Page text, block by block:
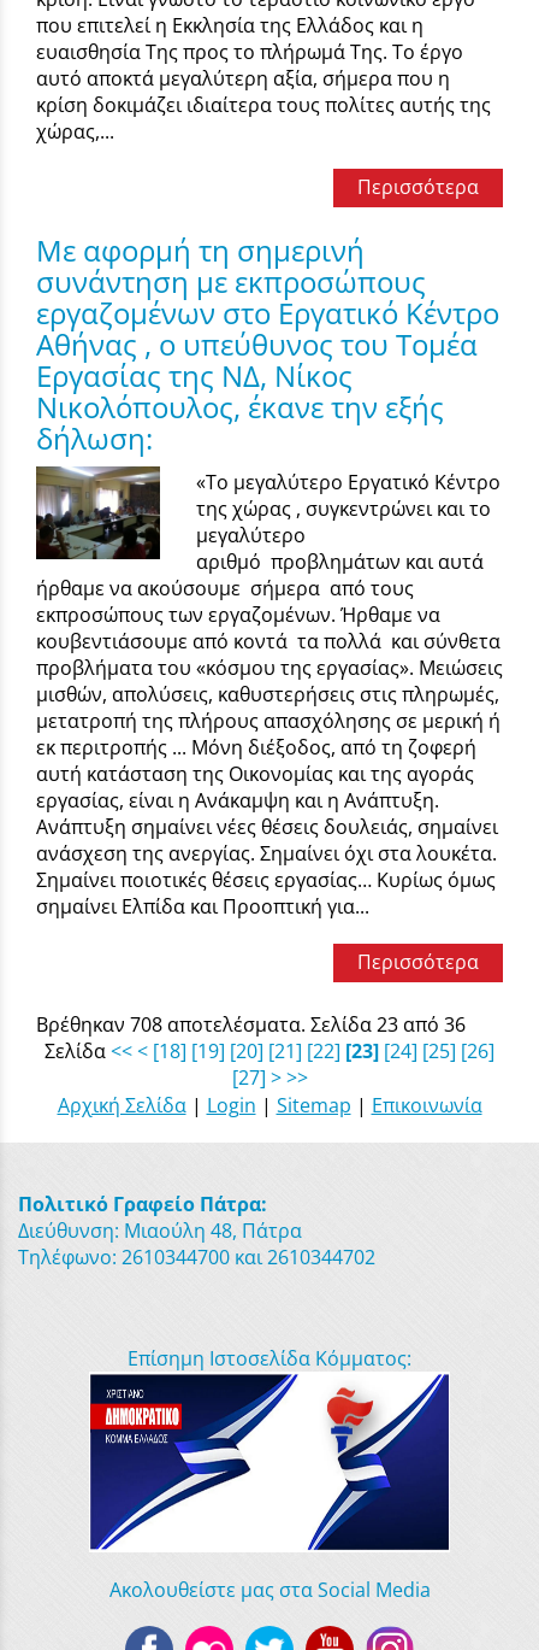
που επιτελεί η Εκκλησία της Ελλάδος και η
ευαισθησία Της προς το πλήρωμά Της. Το έργο
αυτό αποκτά μεγαλύτερη αξία, σήμερα που η
κρίση δοκιμάζει ιδιαίτερα τους πολίτες αυτής της
χώρας,...
Περισσότερα
Με αφορμή τη σημερινή
συνάντηση με εκπροσώπους
εργαζομένων στο Εργατικό Κέντρο
Αθήνας , ο υπεύθυνος του Τομέα
Εργασίας της ΝΔ, Νίκος
Νικολόπουλος, έκανε την εξής
δήλωση:
«Το μεγαλύτερο Εργατικό Κέντρο
της χώρας , συγκεντρώνει και το
μεγαλύτερο
αριθμό προβλημάτων και αυτά
ήρθαμε να ακούσουμε σήμερα από τους
εκπροσώπους των εργαζομένων. Ήρθαμε να
κουβεντιάσουμε από κοντά τα πολλά και σύνθετα
προβλήματα του «κόσμου της εργασίας». Μειώσεις
μισθών, απολύσεις, καθυστερήσεις στις πληρωμές,
μετατροπή της πλήρους απασχόλησης σε μερική ή
εκ περιτροπής ... Μόνη διέξοδος, από τη ζοφερή
αυτή κατάσταση της Οικονομίας και της αγοράς
εργασίας, είναι η Ανάκαμψη και η Ανάπτυξη.
Ανάπτυξη σημαίνει νέες θέσεις δουλειάς, σημαίνει
ανάσχεση της ανεργίας. Σημαίνει όχι στα λουκέτα.
Σημαίνει ποιοτικές θέσεις εργασίας… Κυρίως όμως
σημαίνει Ελπίδα και Προοπτική για...
Περισσότερα
Βρέθηκαν 708 αποτελέσματα. Σελίδα 23 από 36
Σελίδα<<< [18] [19] [20] [21] [22] [23] [24] [25] [26]
[27] > >>
Αρχική Σελίδα| Login | Sitemap | Επικοινωνία
Πολιτικό Γραφείο Πάτρα:
Διεύθυνση: Μιαούλη 48, Πάτρα
Τηλέφωνο: 2610344700 και 2610344702
Επίσημη Ιστοσελίδα Κόμματος:
Ακολουθείστε μας στα Social Media